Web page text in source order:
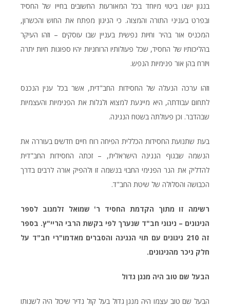
בנגון ישנו ביטוי מיוחד בכל המאורעות החשובים בחייו של החסיד
ובפרט בעניני התורה והמצוה. כי הניגון מפתח את החוש והכשרון,
המכניס אור בהיר וחיות נפשית בעניין שבו עוסקים – וזהו העיקר
בהליכותיו של החסיד, שכל פעולותיו הרוחניות יהיו ספוגות חיות יתרה
ויזרח בהן אור פנימיות הנפש.
וזהו ערכה הנעלה של החסידות החב"דית, אשר בכל ענין הנכנס
לתחום עבודתה, היא מייגעת למצוא ולגלות את הפנימיות והעצמיות
שבהדבר. וכן פעולתה בשטח הנגינה.
בעת שתנועת החסידות הכללית הפיחה רוח חיים חדשים בעוררה את
הנשמה שבגוף הנגינה הישראלית, – זכתה החסידות החב"דית
להדליק את הנר הפנימי החבוי בנשמה זו ולהפיק אורה לרבים בדרך
הכבושה והסלולה של שיטת החב"ד.
רשימה זו מתוך הקדמת החסיד ר' שמואל זלמנוב לספר
הניגונים – ניגוני חב"ד שנערך לפי בקשת הרבי הריי"ץ. בספר
זה 210 ניגונים עם תוי הנגינה והסברים מאדמו"רי חב"ד על
חלק ניכר מהניגונים.
הבעל שם טוב היה מנגן גדול
הבעל שם טוב עצמו היה מנגן גדול בעל קול נדיר שיכול היה לשנותו